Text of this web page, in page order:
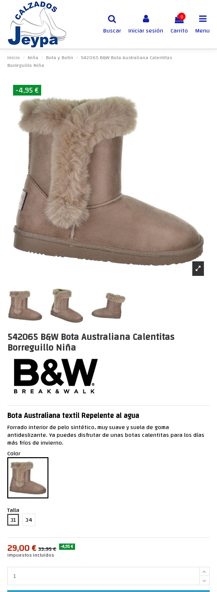
Buscar Iniciar sesión
0
Carrito Menu
Inicio Niña Bota y Botín
542065 B&W Bota Australiana Calentitas
Borreguillo Niña
-4,95 €
542065 B&W Bota Australiana Calentitas
Borreguillo Niña
Bota Australiana textil Repelente al agua
Forrado interior de pelo sintético, muy suave y suela de goma
antideslizante. Ya puedes disfrutar de unas botas calentitas para los días
más fríos de invierno.
Color
Talla
31
34
29,00 € 33,95 € -4,95 €
Impuestos incluidos